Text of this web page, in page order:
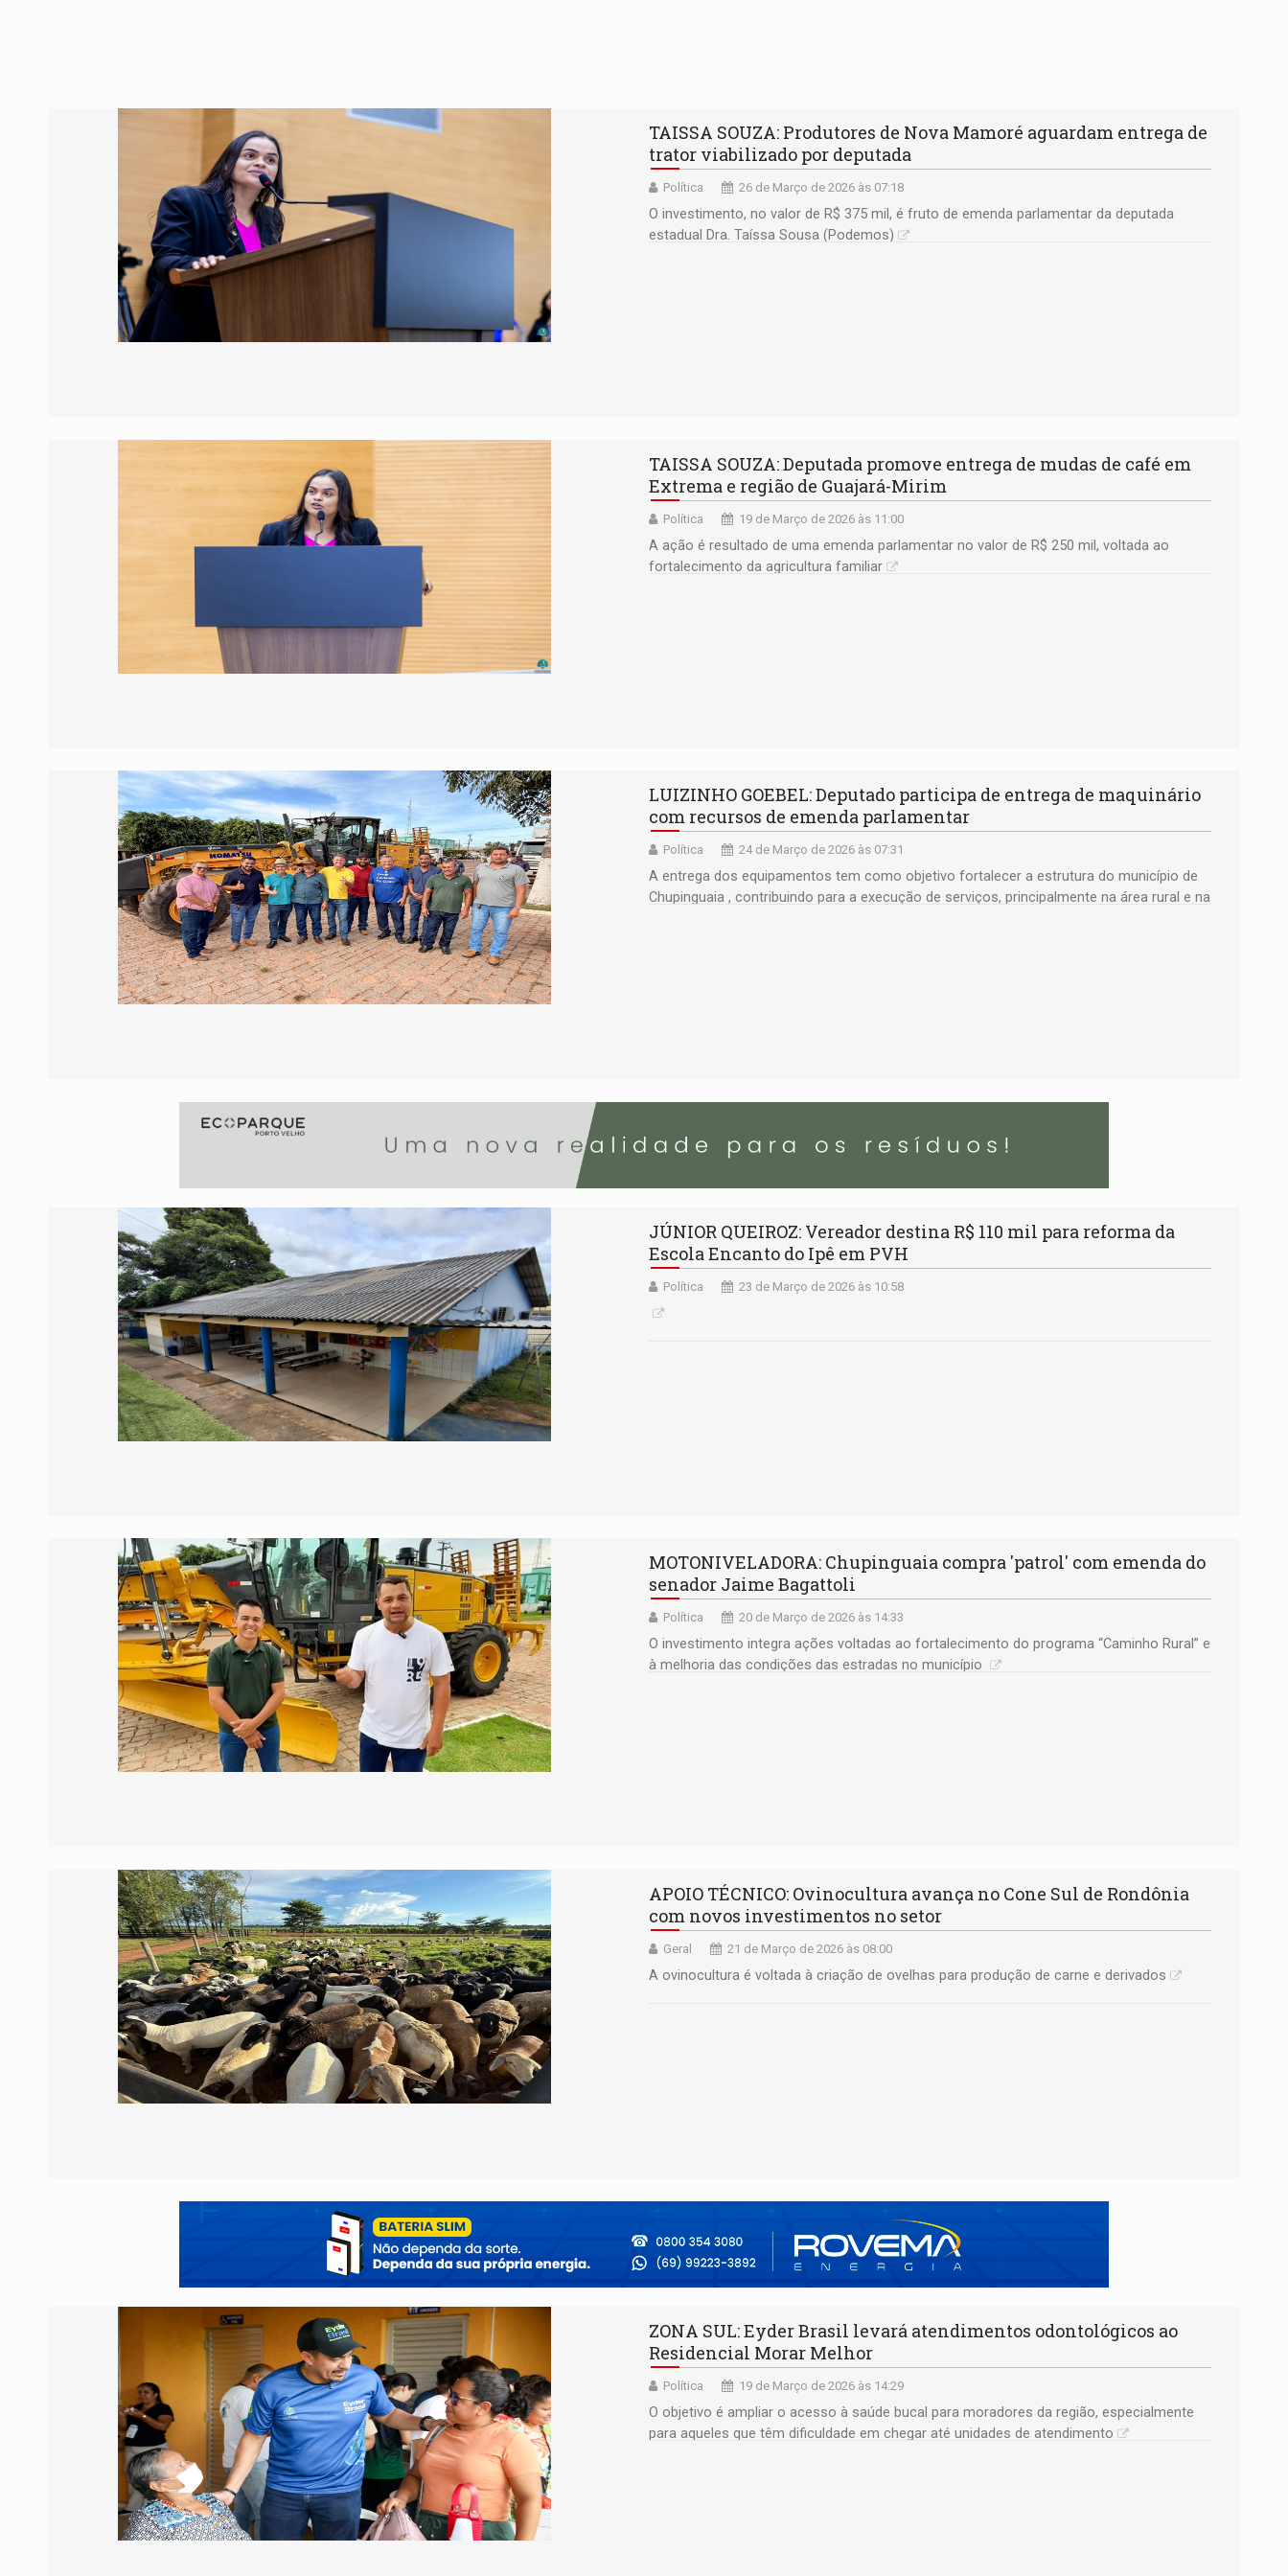
TAISSA SOUZA: Produtores de Nova Mamoré aguardam entrega de
trator viabilizado por deputada
Política 26 de Março de 2026 às 07:18
O investimento, no valor de R$ 375 mil, é fruto de emenda parlamentar da deputada
estadual Dra. Taíssa Sousa (Podemos)
TAISSA SOUZA: Deputada promove entrega de mudas de café em
Extrema e região de Guajará-Mirim
Política 19 de Março de 2026 às 11:00
A ação é resultado de uma emenda parlamentar no valor de R$ 250 mil, voltada ao
fortalecimento da agricultura familiar
LUIZINHO GOEBEL: Deputado participa de entrega de maquinário
com recursos de emenda parlamentar
Política 24 de Março de 2026 às 07:31
A entrega dos equipamentos tem como objetivo fortalecer a estrutura do município de
Chupinguaia , contribuindo para a execução de serviços, principalmente na área rural e na
JÚNIOR QUEIROZ: Vereador destina R$ 110 mil para reforma da
Escola Encanto do Ipê em PVH
Política 23 de Março de 2026 às 10:58
MOTONIVELADORA: Chupinguaia compra 'patrol' com emenda do
senador Jaime Bagattoli
Política 20 de Março de 2026 às 14:33
O investimento integra ações voltadas ao fortalecimento do programa “Caminho Rural” e
à melhoria das condições das estradas no município
APOIO TÉCNICO: Ovinocultura avança no Cone Sul de Rondônia
com novos investimentos no setor
Geral 21 de Março de 2026 às 08:00
A ovinocultura é voltada à criação de ovelhas para produção de carne e derivados
ZONA SUL: Eyder Brasil levará atendimentos odontológicos ao
Residencial Morar Melhor
Política 19 de Março de 2026 às 14:29
O objetivo é ampliar o acesso à saúde bucal para moradores da região, especialmente
para aqueles que têm dificuldade em chegar até unidades de atendimento